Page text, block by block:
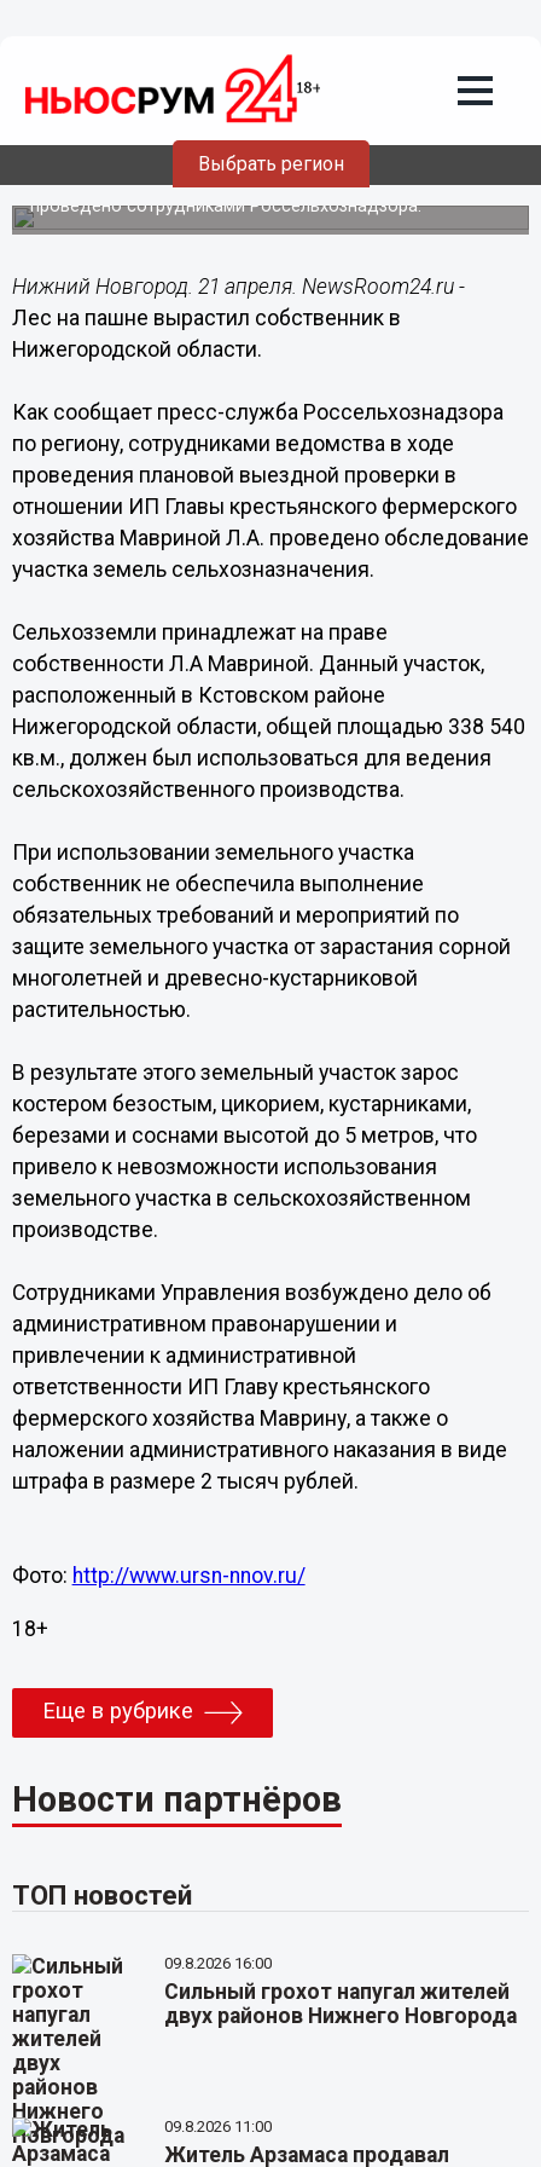
Выбрать регион
21.04.201500:43
Лес на пашне вырастил собственник в
Нижегородской области
Обследование участка земель сельхозназначения
проведено сотрудниками Россельхознадзора.
Нижний Новгород. 21 апреля. NewsRoom24.ru -
Лес на пашне вырастил собственник в
Нижегородской области.
Как сообщает пресс-служба Россельхознадзора
по региону, сотрудниками ведомства в ходе
проведения плановой выездной проверки в
отношении ИП Главы крестьянского фермерского
хозяйства Мавриной Л.А. проведено обследование
участка земель сельхозназначения.
Сельхозземли принадлежат на праве
собственности Л.А Мавриной. Данный участок,
расположенный в Кстовском районе
Нижегородской области, общей площадью 338 540
кв.м., должен был использоваться для ведения
сельскохозяйственного производства.
При использовании земельного участка
собственник не обеспечила выполнение
обязательных требований и мероприятий по
защите земельного участка от зарастания сорной
многолетней и древесно-кустарниковой
растительностью.
В результате этого земельный участок зарос
костером безостым, цикорием, кустарниками,
березами и соснами высотой до 5 метров, что
привело к невозможности использования
земельного участка в сельскохозяйственном
производстве.
Сотрудниками Управления возбуждено дело об
административном правонарушении и
привлечении к административной
ответственности ИП Главу крестьянского
фермерского хозяйства Маврину, а также о
наложении административного наказания в виде
штрафа в размере 2 тысяч рублей.
Фото: http://www.ursn-nnov.ru/
18+
Еще в рубрике
Новости партнёров
ТОП новостей
09.8.2026 16:00
Сильный грохот напугал жителей
двух районов Нижнего Новгорода
09.8.2026 11:00
Житель Арзамаса продавал